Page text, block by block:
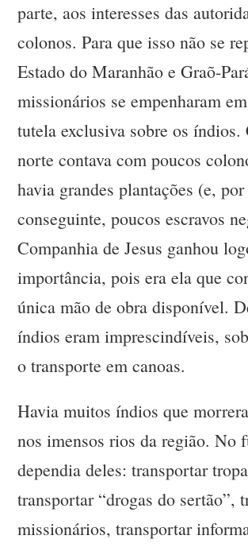
parte, aos interesses das
colonos. Para que isso não se
Estado do Maranhão e Graõ-
missionários se empenharam
tutela exclusiva sobre os índios.
norte contava com poucos
havia grandes plantações (e, por
conseguinte, poucos escravos
Companhia de Jesus ganhou
importância, pois era ela que
única mão de obra disponível.
índios eram imprescindíveis,
o transporte em canoas.
Havia muitos índios que
nos imensos rios da região. No
dependia deles: transportar
transportar “drogas do sertão”,
missionários, transportar